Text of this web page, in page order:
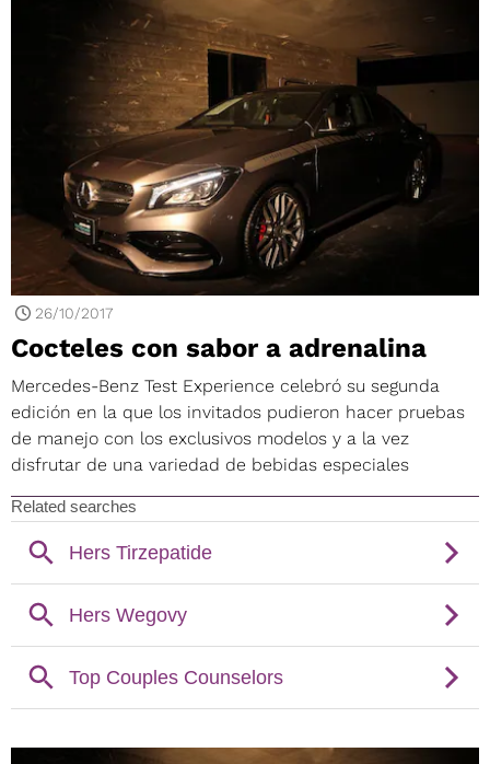
26/10/2017
Cocteles con sabor a adrenalina
Mercedes-Benz Test Experience celebró su segunda
edición en la que los invitados pudieron hacer pruebas
de manejo con los exclusivos modelos y a la vez
disfrutar de una variedad de bebidas especiales